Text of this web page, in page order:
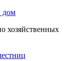
дом
хозяйственных